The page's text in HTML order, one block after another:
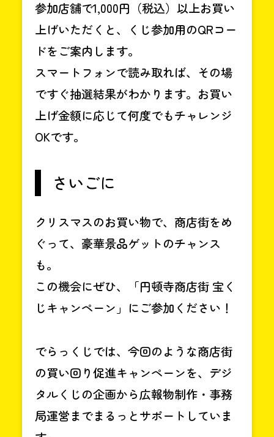
参加店舗で1,000円（税込）以上お買い
上げいただくと、くじ参加用のQRコー
ドをご案内します。
スマートフォンで読み取れば、その場
ですぐ抽選結果がわかります。お買い
上げ金額に応じて何度でもチャレンジ
OKです。
さいごに
クリスマスのお買い物で、商店街をめ
ぐって、豪華景品ゲットのチャンス
も。
この機会にぜひ、「円頓寺商店街 宝く
じキャンペーン」にご参加ください！
でらっくじでは、今回のような商店街
の買い回り促進キャンペーンを、デジ
タルくじの企画から広報物制作・事務
局運営までまるっとサポートしていま